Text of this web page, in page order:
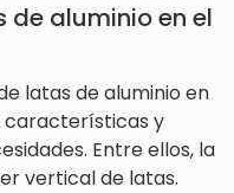
de aluminio en el
latas de aluminio en
características y
Entre ellos, la
vertical de latas.